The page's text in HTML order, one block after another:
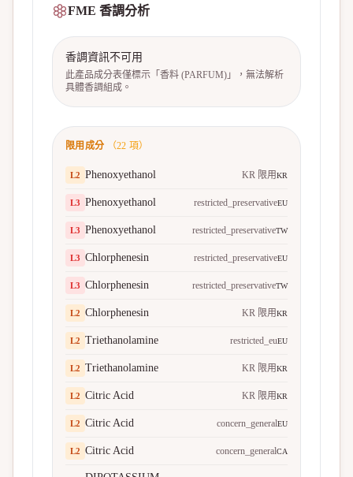
FME 香調分析
香調資訊不可用
此產品成分表僅標示「香料 (PARFUM)」，無法解析
具體香調組成。
限用成分 （22 項）
L2 Phenoxyethanol KR 限用KR
L3 Phenoxyethanol restricted_preservativeEU
L3 Phenoxyethanol restricted_preservativeTW
L3 Chlorphenesin restricted_preservativeEU
L3 Chlorphenesin restricted_preservativeTW
L2 Chlorphenesin KR 限用KR
L2 Triethanolamine restricted_euEU
L2 Triethanolamine KR 限用KR
L2 Citric Acid KR 限用KR
L2 Citric Acid concern_generalEU
L2 Citric Acid concern_generalCA